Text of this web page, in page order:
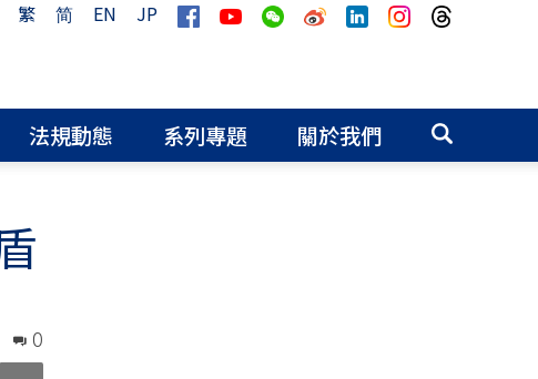
繁 简 EN
JP
法規動態 系列專題 關於我們
0